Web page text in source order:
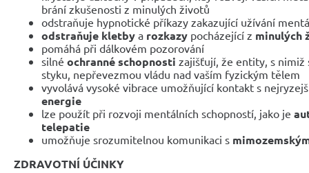
brání zkušenosti z minulých životů
odstraňuje hypnotické příkazy zakazující užívání
odstraňuje kletby a rozkazy pocházející z minulých
pomáhá při dálkovém pozorování
silné ochranné schopnosti zajišťují, že entity, s
styku, nepřevezmou vládu nad vaším fyzickým tělem
vyvolává vysoké vibrace umožňující kontakt s
energie
lze použít při rozvoji mentálních schopností, jako je
telepatie
umožňuje srozumitelnou komunikaci s
ZDRAVOTNÍ ÚČINKY